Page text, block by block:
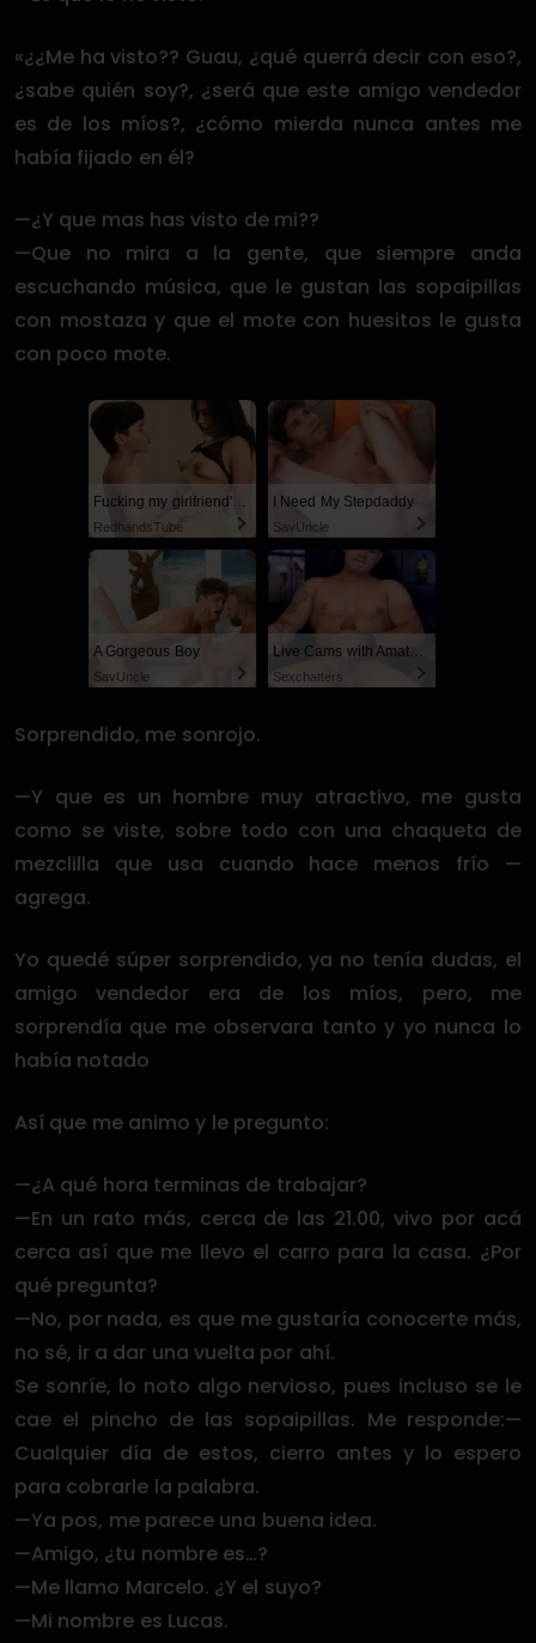
«¿¿Me ha visto?? Guau, ¿qué querrá decir con eso?,
¿sabe quién soy?, ¿será que este amigo vendedor
es de los míos?, ¿cómo mierda nunca antes me
había fijado en él?
—¿Y que mas has visto de mi??
—Que no mira a la gente, que siempre anda
escuchando música, que le gustan las sopaipillas
con mostaza y que el mote con huesitos le gusta
con poco mote.
Fucking my girlfriend's hot mommy by mistake
RedhandsTube
I Need My Stepdaddy
SayUncle
A Gorgeous Boy
SayUncle
Live Cams with Amateur Men
Sexchatters
Sorprendido, me sonrojo.
—Y que es un hombre muy atractivo, me gusta
como se viste, sobre todo con una chaqueta de
mezclilla que usa cuando hace menos frío —
agrega.
Yo quedé súper sorprendido, ya no tenía dudas, el
amigo vendedor era de los míos, pero, me
sorprendía que me observara tanto y yo nunca lo
había notado
Así que me animo y le pregunto:
—¿A qué hora terminas de trabajar?
—En un rato más, cerca de las 21.00, vivo por acá
cerca así que me llevo el carro para la casa. ¿Por
qué pregunta?
—No, por nada, es que me gustaría conocerte más,
no sé, ir a dar una vuelta por ahí.
Se sonríe, lo noto algo nervioso, pues incluso se le
cae el pincho de las sopaipillas. Me responde:—
Cualquier día de estos, cierro antes y lo espero
para cobrarle la palabra.
—Ya pos, me parece una buena idea.
—Amigo, ¿tu nombre es…?
—Me llamo Marcelo. ¿Y el suyo?
—Mi nombre es Lucas.